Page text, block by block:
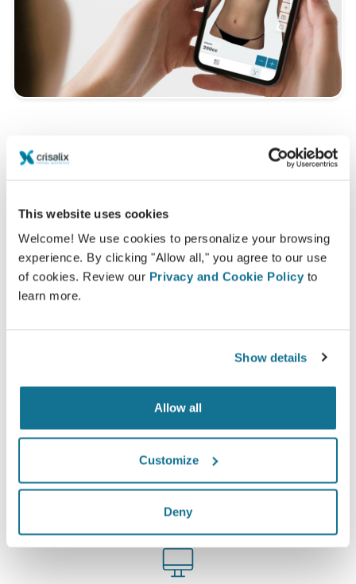
This website uses cookies
Welcome! We use cookies to personalize your browsing
experience. By clicking "Allow all," you agree to our use
of cookies. Review our Privacy and Cookie Policy to
learn more.
Show details
Allow all
Customize
Deny
Size en uygun olanı bilmek ister
hesabınızla "yeni size" evden erişmenize izin verebilir.
Bu, aileniz ve arkadaşlarınızla veya fikir almak
istediğiniz herhangi biriyle paylaşmanıza olanak tanır.
Kolay ve güvenli
Crisalix, gizliliğinizi her zaman korumaya